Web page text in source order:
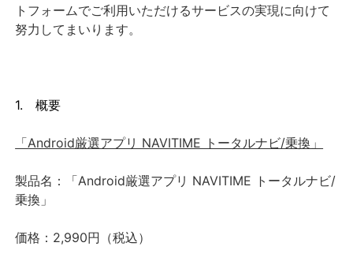
トフォームでご利用いただけるサービスの実現に向けて
努力してまいります。
1. 概要
「Android厳選アプリ NAVITIME トータルナビ/乗換」
製品名：「Android厳選アプリ NAVITIME トータルナビ/
乗換」
価格：2,990円（税込）